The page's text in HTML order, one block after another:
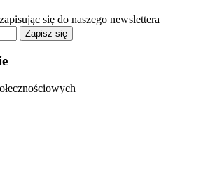
się do naszego newslettera
Zapisz się